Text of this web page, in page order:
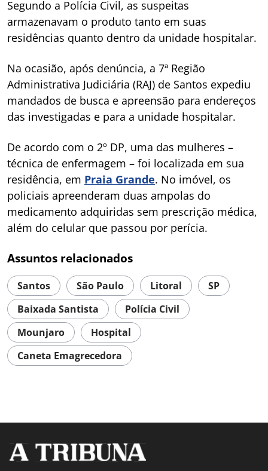
Segundo a Polícia Civil, as suspeitas
armazenavam o produto tanto em suas
residências quanto dentro da unidade hospitalar.
Na ocasião, após denúncia, a 7ª Região
Administrativa Judiciária (RAJ) de Santos expediu
mandados de busca e apreensão para endereços
das investigadas e para a unidade hospitalar.
De acordo com o 2º DP, uma das mulheres –
técnica de enfermagem – foi localizada em sua
residência, em Praia Grande. No imóvel, os
policiais apreenderam duas ampolas do
medicamento adquiridas sem prescrição médica,
além do celular que passou por perícia.
Assuntos relacionados
Santos São Paulo Litoral
SP
Baixada Santista
Polícia Civil
Mounjaro
Hospital
Caneta Emagrecedora